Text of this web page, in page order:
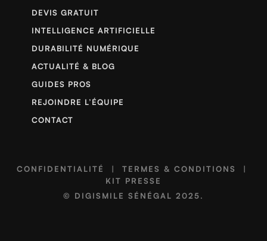
DEVIS GRATUIT
INTELLIGENCE ARTIFICIELLE
DURABILITÉ NUMÉRIQUE
ACTUALITÉ & BLOG
GUIDES PROS
REJOINDRE L’ÉQUIPE
CONTACT
CONFIDENTIALITÉ | TERMES & CONDITIONS
|
KIT PRESSE
© DIGISMILE SÉNÉGAL 2025.